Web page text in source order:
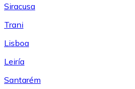
Siracusa
Trani
Lisboa
Leiría
Santarém